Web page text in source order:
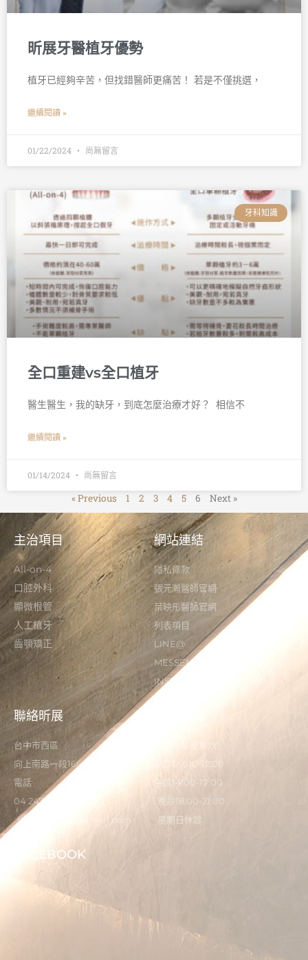
昕展牙醫植牙優勢
植牙已經夠辛苦，但找錯醫師更痛苦！ 若是不僅挑選，
繼續閱讀 »
01/22/2024 尚無留言
牙科知識
全口重建vs全口植牙
醫生醫生，我的缺牙，到底怎麼治療才好？ 󠀠 相信不
繼續閱讀 »
01/14/2024 尚無留言
« Previous 1 2 3 4 5 6 Next »
主治項目
All-on-4
口腔外科
顯微根管
人工植牙
齒顎矯正
網站連結
隱私條款
張元瀚醫師官網
葉映彤醫師官網
列表項目
LINE@
MESSENGER
INSTAGRAM
聯絡昕展
台中市西區
向上南路一段166-5號
電話
04 2473 0325
flystardental@gmail.com
星期一至星期六
早診09:00-12:00
午診14:00-17:00
晚診18:00-21:00
星期日休診
FACEBOOK